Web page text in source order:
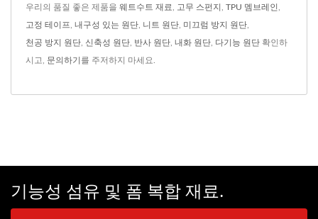
우리의 품질 좋은 제품을 웨트수트 재료 고무 스펀지 TPU 멤브레인
고정 테이프 내구성 있는 원단 니트 원단 미끄럼 방지 원단
천공 방지 원단 신축성 원단 반사 원단 내화 원단 다기능 원단 확인하
시고, 문의하기 를 주저하지 마세요.
기능성 섬유 및 폼 복합 재료.